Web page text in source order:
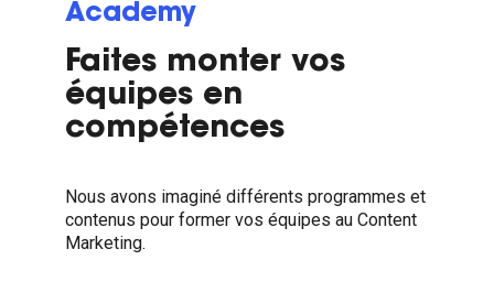
Academy
Faites monter vos
équipes en
compétences
Nous avons imaginé différents programmes et
contenus pour former vos équipes au Content
Marketing.